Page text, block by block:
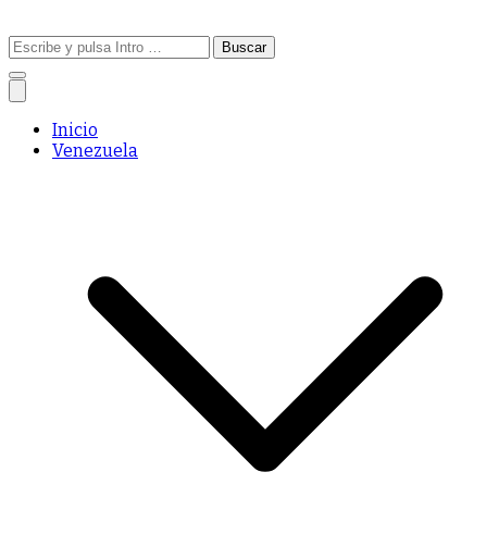
Buscar:
Inicio
Venezuela